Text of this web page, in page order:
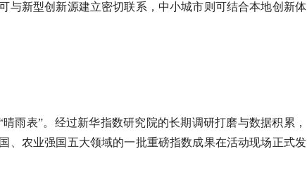
与新型创新源建立密切联系，中小城市则可结合本地创新体
雨表”。经过新华指数研究院的长期调研打磨与数据积累，
、农业强国五大领域的一批重磅指数成果在活动现场正式发